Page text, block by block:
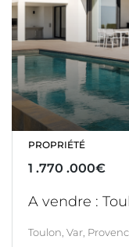
PROPRIÉTÉ
1 .770 .000€